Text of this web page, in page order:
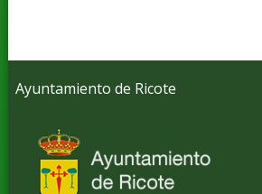
Ayuntamiento de Ricote